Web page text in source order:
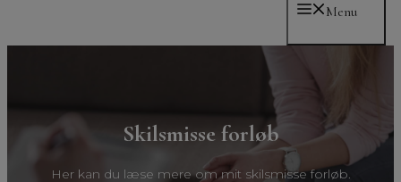
Menu
Skilsmisse forløb
Her kan du læse mere om mit skilsmisse forløb.